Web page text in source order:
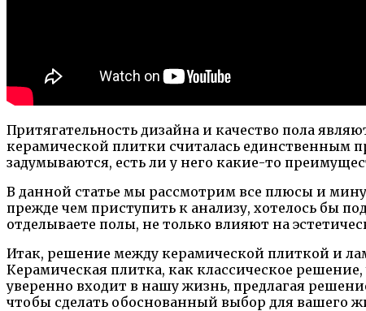
Притягательность дизайна и качество пола
керамической плитки считалась единственным
задумываются, есть ли у него какие-то
В данной статье мы рассмотрим все плюсы и
прежде чем приступить к анализу, хотелось бы
отделываете полы, не только влияют на
Итак, решение между керамической плиткой и
Керамическая плитка, как классическое
уверенно входит в нашу жизнь, предлагая
чтобы сделать обоснованный выбор для вашего